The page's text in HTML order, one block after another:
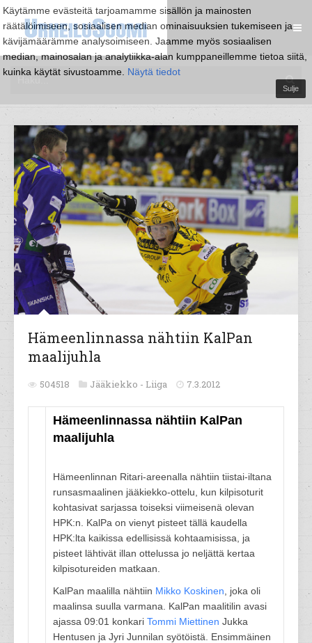
Käytämme evästeitä tarjoamamme sisällön ja mainosten
räätälöimiseen, sosiaalisen median ominaisuuksien tukemiseen ja
kävijämäärämme analysoimiseen. Jaamme myös sosiaalisen
median, mainosalan ja analytiikka-alan kumppaneillemme tietoa siitä,
kuinka käytät sivustoamme. Näytä tiedot
Sulje
Hämeenlinnassa nähtiin KalPan
maalijuhla
504518 Jääkiekko - Liiga 7.3.2012
Hämeenlinnassa nähtiin KalPan
maalijuhla
Hämeenlinnan Ritari-areenalla nähtiin tiistai-iltana
runsasmaalinen jääkiekko-ottelu, kun kilpisoturit
kohtasivat sarjassa toiseksi viimeisenä olevan
HPK:n. KalPa on vienyt pisteet tällä kaudella
HPK:lta kaikissa edellisissä kohtaamisissa, ja
pisteet lähtivät illan ottelussa jo neljättä kertaa
kilpisotureiden matkaan.
KalPan maalilla nähtiin Mikko Koskinen , joka oli
maalinsa suulla varmana. KalPan maalitilin avasi
ajassa 09:01 konkari Tommi Miettinen Jukka
Hentusen ja Jyri Junnilan syötöistä. Ensimmäinen